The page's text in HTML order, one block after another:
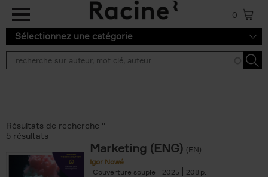
Aller au contenu principal
0
Sélectionnez une catégorie
Résultats de recherche ''
5 résultats
Marketing (ENG) (EN)
Igor Nowé
Couverture souple
2025 208